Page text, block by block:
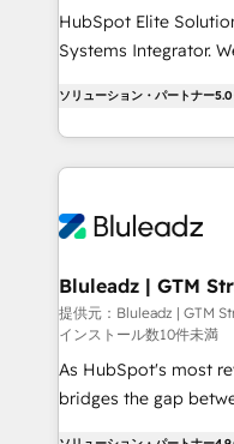
HubSpot導入・活用支
GTMの見える化・自
2️⃣ AIエージェント組織構築 営業・マーケティング業務
の一部をAIが自律実行
DX × AI推進のPMO伴
革を、構想から実装・
の統合・浸透・変革管理を
計・構築：リード獲得
計・導線設計・テン
提供。 ▸ 既存CRM・
Marketo・Pardot等か
HubSpot Elite
Systems Integrator. We believe technology should
Every engagement
customer journey
Only then we
outcomes to deliver. -SYSTEM INTEGRATION-
make HubSpot the
SAP, Microsoft
enterprise platform.
HubSpot beyond
FIRST- AI across
ソリューション・パートナー5.0
Bluleadz | GTM
Implementation
提供元：Bluleadz | GTM
インストール数10件未満
As HubSpot's most
bridges the gap